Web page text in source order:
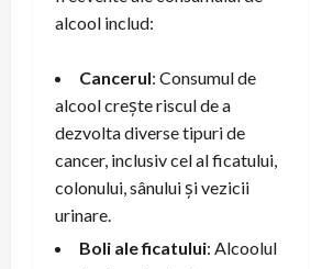
alcool includ:
Cancerul: Consumul de
alcool crește riscul de a
dezvolta diverse tipuri de
cancer, inclusiv cel al ficatului,
colonului, sânului și vezicii
urinare.
Boli ale ficatului: Alcoolul